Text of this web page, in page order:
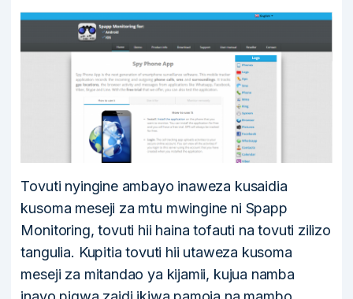
Tovuti nyingine ambayo inaweza kusaidia
kusoma meseji za mtu mwingine ni Spapp
Monitoring, tovuti hii haina tofauti na tovuti zilizo
tangulia. Kupitia tovuti hii utaweza kusoma
meseji za mitandao ya kijamii, kujua namba